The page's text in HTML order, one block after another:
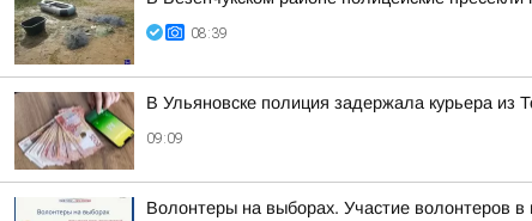
08:39
В Ульяновске полиция задержала курьера из
09:09
Волонтеры на выборах. Участие волонтеров